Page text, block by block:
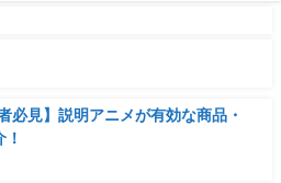
必見】説明アニメが有効な商品・